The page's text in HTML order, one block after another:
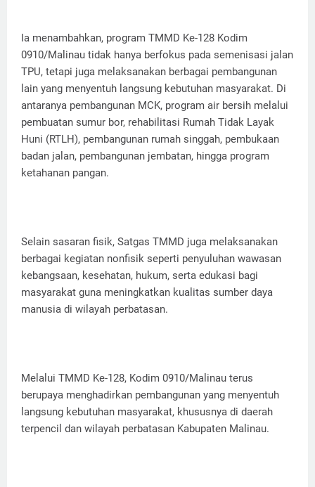
Ia menambahkan, program TMMD Ke-128 Kodim
0910/Malinau tidak hanya berfokus pada semenisasi jalan
TPU, tetapi juga melaksanakan berbagai pembangunan
lain yang menyentuh langsung kebutuhan masyarakat. Di
antaranya pembangunan MCK, program air bersih melalui
pembuatan sumur bor, rehabilitasi Rumah Tidak Layak
Huni (RTLH), pembangunan rumah singgah, pembukaan
badan jalan, pembangunan jembatan, hingga program
ketahanan pangan.
Selain sasaran fisik, Satgas TMMD juga melaksanakan
berbagai kegiatan nonfisik seperti penyuluhan wawasan
kebangsaan, kesehatan, hukum, serta edukasi bagi
masyarakat guna meningkatkan kualitas sumber daya
manusia di wilayah perbatasan.
Melalui TMMD Ke-128, Kodim 0910/Malinau terus
berupaya menghadirkan pembangunan yang menyentuh
langsung kebutuhan masyarakat, khususnya di daerah
terpencil dan wilayah perbatasan Kabupaten Malinau.